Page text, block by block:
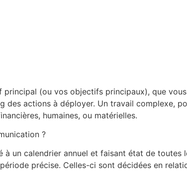
(ou vos objectifs principaux), que
des actions à déployer. Un travail complexe,
humaines, ou matérielles.
?
à un calendrier annuel et faisant état de
précise. Celles-ci sont décidées en